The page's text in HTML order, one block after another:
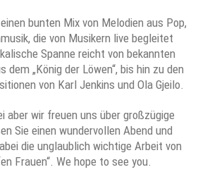
bunten Mix von Melodien aus Pop,
die von Musikern live begleitet
Spanne reicht von bekannten
dem „König der Löwen“, bis hin zu den
von Karl Jenkins und Ola Gjeilo.
aber wir freuen uns über großzügige
Sie einen wundervollen Abend und
die unglaublich wichtige Arbeit von
Frauen“. We hope to see you.